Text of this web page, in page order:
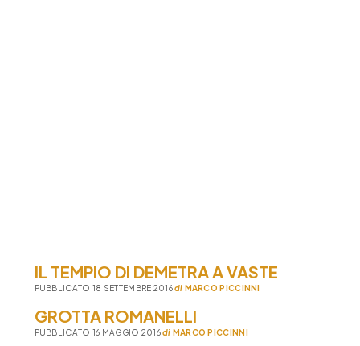
IL TEMPIO DI DEMETRA A VASTE
PUBBLICATO 18 SETTEMBRE 2016di MARCO PICCINNI
GROTTA ROMANELLI
PUBBLICATO 16 MAGGIO 2016di MARCO PICCINNI